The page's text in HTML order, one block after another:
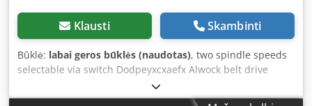
Klausti Skambinti
Būklė: labai geros būklės (naudotas), two spindle speeds
selectable via switch Dodpeyxcxaefx Alwock belt drive
motor power 0.8 kW vice included 380V power supply